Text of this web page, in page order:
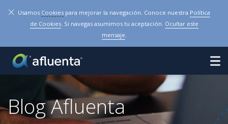
× Usamos Cookies para mejorar la navegación. Conoce nuestra Política
de Cookies. Si navegas asumimos tu aceptación. Ocultar este
mensaje.
Blog Afluenta